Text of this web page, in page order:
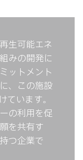
生可能エネ
みの開発に
ットメント
、この施設
ています。
の利用を促
を共有す
つ企業で